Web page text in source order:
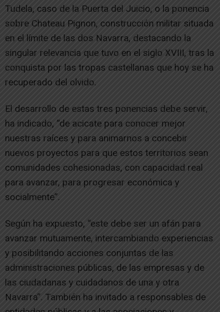
Tudela, caso de la Puerta del Juicio, o la ponencia
sobre Chateau Pignon, construcción militar situada
en el límite de las dos Navarra, destacando la
singular relevancia que tuvo en el siglo XVIII, tras la
conquista por las tropas castellanas que hoy se ha
recuperado del olvido.
El desarrollo de estas tres ponencias debe servir,
ha indicado, “de acicate para conocer mejor
nuestras raíces y para animarnos a concebir
nuevos proyectos para que estos territorios sean
comunidades cohesionadas, con capacidad real
para avanzar, para progresar económica y
socialmente”.
Según ha expuesto, “este debe ser un afán para
avanzar mutuamente, intercambiando experiencias
y posibilitando acciones conjuntas de las
administraciones públicas, de las empresas y de
las ciudadanas y cuidadanos de una y otra
Navarra”. También ha invitado a responsables de